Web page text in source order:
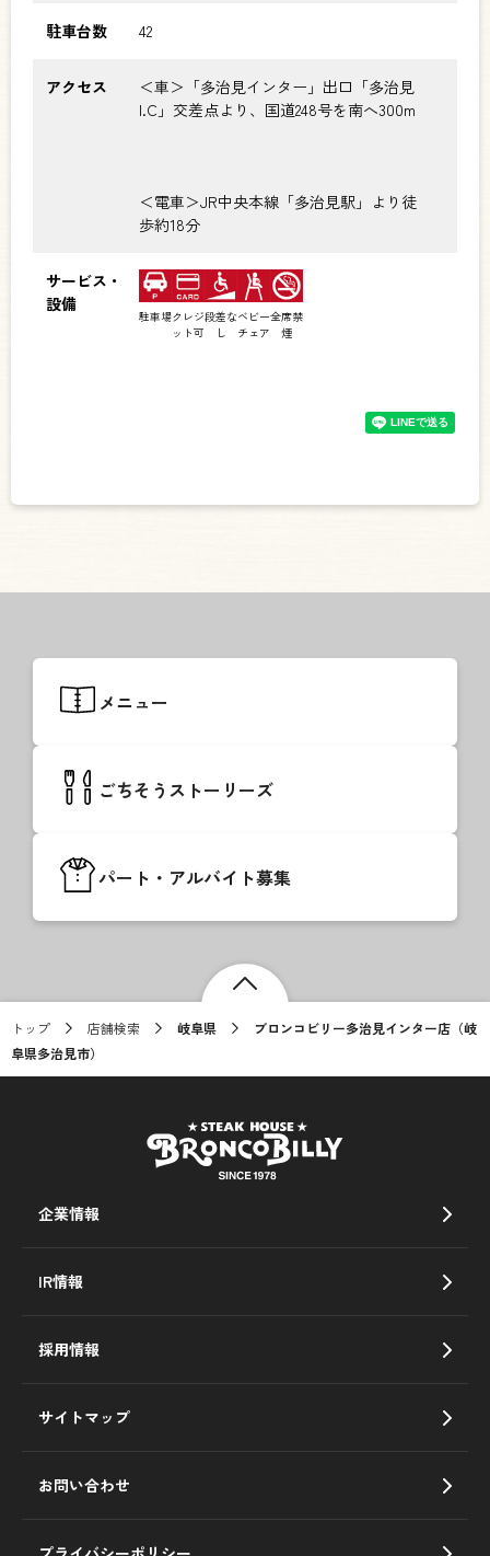
駐車台数 42
アクセス
＜車＞「多治見インター」出口「多治見
I.C」交差点より、国道248号を南へ300m
＜電車＞JR中央本線「多治見駅」より徒
歩約18分
サービス・
設備
駐車場クレジ
ット可
段差な
し
ベビー
チェア
全席禁
煙
メニュー
ごちそうストーリーズ
パート・アルバイト募集
トップ 店舗検索 岐阜県
ブロンコビリー多治見インター店（岐
阜県多治見市）
企業情報
IR情報
採用情報
サイトマップ
お問い合わせ